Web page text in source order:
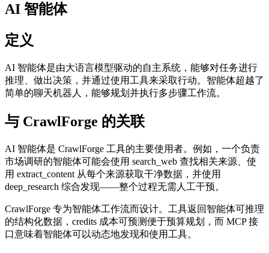
AI 智能体
定义
AI 智能体是由大语言模型驱动的自主系统，能够对任务进行
推理、做出决策，并通过使用工具来采取行动。智能体超越了
简单的聊天机器人，能够规划并执行多步骤工作流。
与 CrawlForge 的关联
AI 智能体是 CrawlForge 工具的主要使用者。例如，一个负责
市场调研的智能体可能会使用 search_web 查找相关来源、使
用 extract_content 从每个来源获取干净数据，并使用
deep_research 综合发现——整个过程无需人工干预。
CrawlForge 专为智能体工作流而设计。工具返回智能体可推理
的结构化数据，credits 成本可预测便于预算规划，而 MCP 接
口意味着智能体可以动态地发现和使用工具。